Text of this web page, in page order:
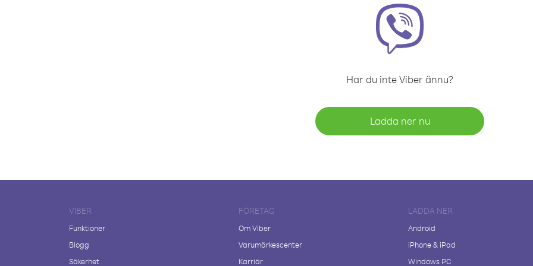
Har du inte Viber ännu?
Ladda ner nu
VIBER
Funktioner
Blogg
Säkerhet
FÖRETAG
Om Viber
Varumärkescenter
Karriär
LADDA NER
Android
iPhone & iPad
Windows PC